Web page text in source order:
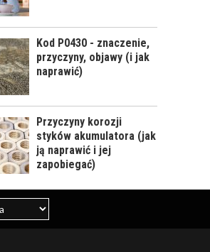
KOSMETYKI
SAMOCHODOWE -
JAKIE WYBIERAĆ? CZ.
Kod P0430 - znaczenie,
przyczyny, objawy (i jak
naprawić)
Przyczyny korozji
styków akumulatora (jak
ją naprawić i jej
zapobiegać)